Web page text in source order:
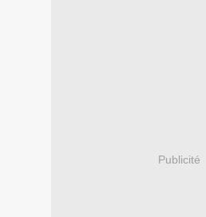
Publicité